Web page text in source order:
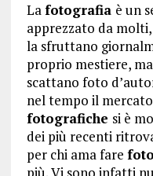
Lafotografia è un
apprezzato da
la sfruttano
proprio mestiere,
scattano foto
nel tempo il
fotografiche si è
dei più recenti
per chi ama fare foto